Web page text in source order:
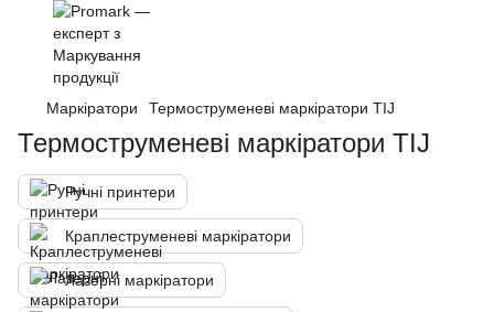
Маркіратори Термоструменеві маркіратори TIJ
Термоструменеві маркіратори TIJ
Ручні принтери
Краплеструменеві маркіратори
Лазерні маркіратори